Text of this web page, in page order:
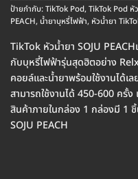
ป้ายกำกับ:TikTok Pod, TikTok Pod หั
PEACH, น้ำยาบุหรี่ไฟฟ้า, หัวน้ำยา
TikTok หัวน้ำยา SOJU PEACH
กับบุหรี่ไฟฟ้ารุ่นสุดฮิตอย่าง
คอยล์และน้ำยาพร้อมใช้งานได้เ
สามารถใช้งานได้ 450-600 ครั้ง
สินค้าภายในกล่อง 1 กล่องมี 1
SOJU PEACH